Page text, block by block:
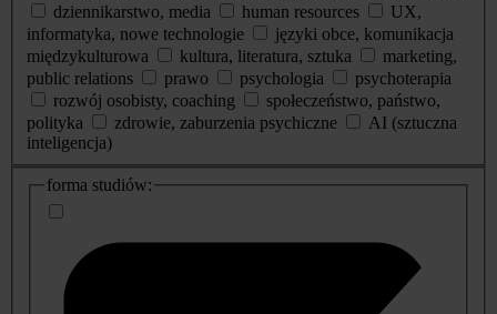
dziennikarstwo, media
human resources
UX,
informatyka, nowe technologie
języki obce, komunikacja
międzykulturowa
kultura, literatura, sztuka
marketing,
public relations
prawo psychologia
psychoterapia
rozwój osobisty, coaching
społeczeństwo, państwo,
polityka
zdrowie, zaburzenia psychiczne
AI (sztuczna
inteligencja)
dodatkowe
informacje
forma studiów: